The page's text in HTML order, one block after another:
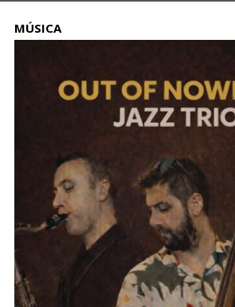
MÚSICA